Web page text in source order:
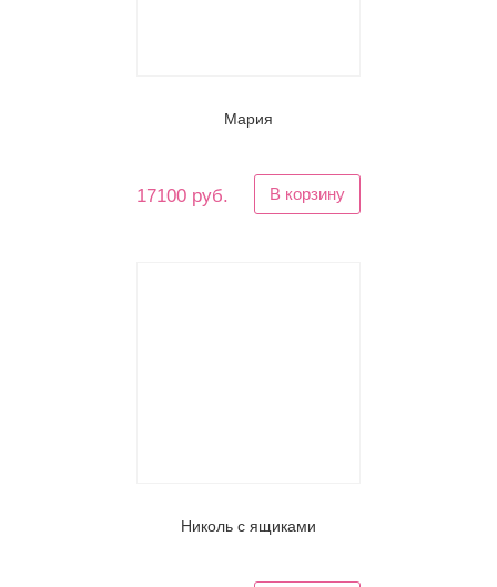
Мария
17100 руб. В корзину
Николь с ящиками